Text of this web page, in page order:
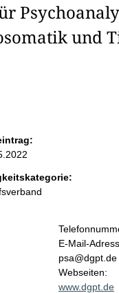
und
K
o
n
t
a
E-Mail-
psa@dgpt.de
Webseiten:
www.dgpt.de